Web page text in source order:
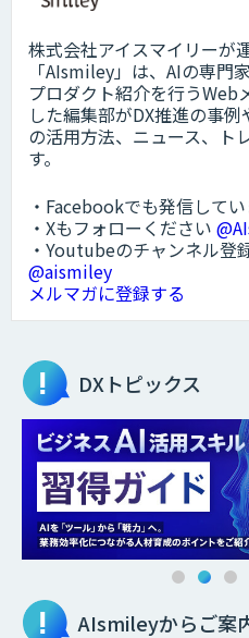
株式会社アイスマイリーが
「AIsmiley」は、AIの専門
プロダクト紹介を行うWeb
した編集部がDX推進の事
の活用方法、ニュース、ト
す。
・Facebookでも発信して
・Xもフォローください
・Youtubeのチャンネル登
@aismiley
メルマガに登録する
DXトピックス
AIsmileyからご案